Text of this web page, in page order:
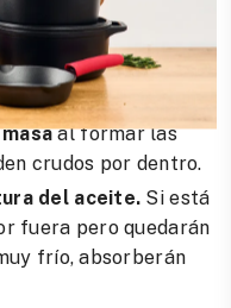
perfectos
al formar las
crudos por dentro.
del aceite. Si está
fuera pero quedarán
frío, absorberán